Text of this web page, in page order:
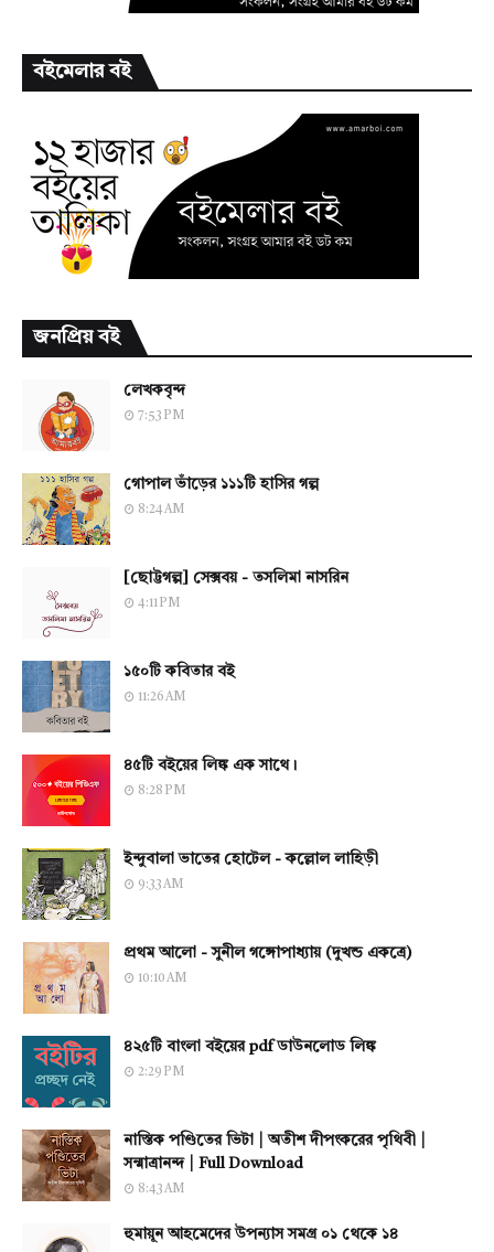
বইমেলার বই
জনপ্রিয় বই
লেখকবৃন্দ
7:53 PM
গোপাল ভাঁড়ের ১১১টি হাসির গল্প
8:24 AM
[ছোট্টগল্প] সেক্সবয় - তসলিমা নাসরিন
4:11 PM
১৫০টি কবিতার বই
11:26 AM
৪৫টি বইয়ের লিঙ্ক এক সাথে।
8:28 PM
ইন্দুবালা ভাতের হোটেল - কল্লোল লাহিড়ী
9:33 AM
প্রথম আলো - সুনীল গঙ্গোপাধ্যায় (দুখন্ড একত্রে)
10:10 AM
৪২৫টি বাংলা বইয়ের pdf ডাউনলোড লিঙ্ক
2:29 PM
নাস্তিক পণ্ডিতের ভিটা | অতীশ দীপংকরের পৃথিবী |
সন্মাত্রানন্দ | Full Download
8:43 AM
হুমায়ূন আহমেদের উপন্যাস সমগ্র ০১ থেকে ১৪